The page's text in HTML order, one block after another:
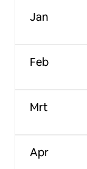
Jan
Feb
Mrt
Apr